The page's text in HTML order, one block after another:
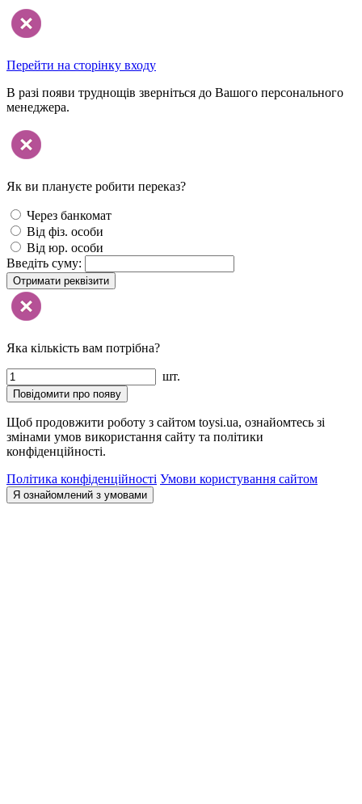
Перейти на сторінку входу
В разі появи труднощів зверніться до Вашого персонального
менеджера.
Як ви плануєте робити переказ?
Через банкомат
Від фіз. особи
Від юр. особи
Введіть суму:
Отримати реквізити
Яка кількість вам потрібна?
шт.
Повідомити про появу
Щоб продовжити роботу з сайтом toysi.ua, ознайомтесь зі
змінами умов використання сайту та політики
конфіденційності.
Політика конфіденційності Умови користування сайтом
Я ознайомлений з умовами